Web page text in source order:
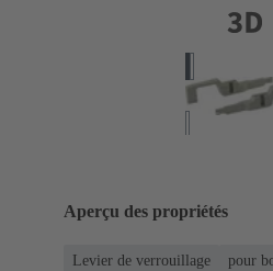
Aperçu des propriétés
Levier de verrouillage
pour